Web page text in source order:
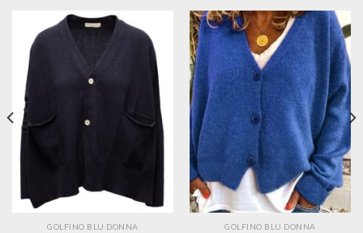
GOLFINO BLU DONNA GOLFINO BLU DONNA